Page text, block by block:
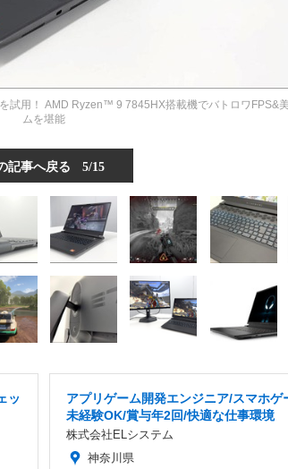
試用！ AMD Ryzen™ 9 7845HX搭載機でバトロワFPS&
ムを堪能
記事へ戻る 5/15
ッ
アプリゲーム開発エンジニア/スマホゲ
未経験OK/賞与年2回/快適な仕事環境
株式会社ELシステム
神奈川県